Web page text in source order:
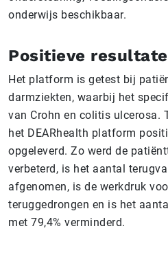
onderwijs beschikbaar.
Positieve
Het platform is getest bij
darmziekten, waarbij het
van Crohn en colitis ulcerosa.
het DEARhealth platform
opgeleverd. Zo werd de
verbeterd, is het aantal
afgenomen, is de werkdruk
teruggedrongen en is het
met 79,4% verminderd.